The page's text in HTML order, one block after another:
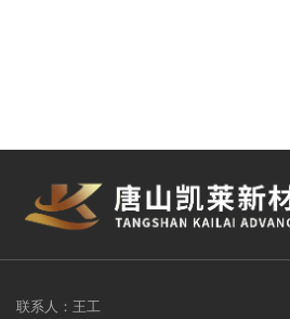
联系人：王工